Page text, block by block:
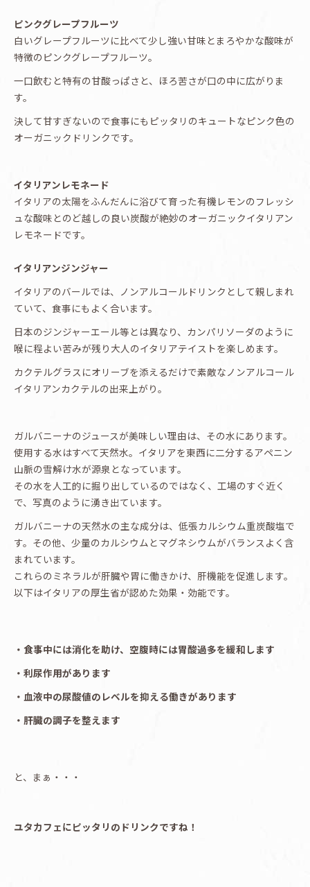
ピンクグレープフルーツ
白いグレープフルーツに比べて少し強い甘味とまろやかな酸味が
特徴のピンクグレープフルーツ。
一口飲むと特有の甘酸っぱさと、ほろ苦さが口の中に広がりま
す。
決して甘すぎないので食事にもピッタリのキュートなピンク色の
オーガニックドリンクです。
イタリアンレモネード
イタリアの太陽をふんだんに浴びて育った有機レモンのフレッシ
ュな酸味とのど越しの良い炭酸が絶妙のオーガニックイタリアン
レモネードです。
イタリアンジンジャー
イタリアのバールでは、ノンアルコールドリンクとして親しまれ
ていて、食事にもよく合います。
日本のジンジャーエール等とは異なり、カンパリソーダのように
喉に程よい苦みが残り大人のイタリアテイストを楽しめます。
カクテルグラスにオリーブを添えるだけで素敵なノンアルコール
イタリアンカクテルの出来上がり。
ガルバニーナのジュースが美味しい理由は、その水にあります。
使用する水はすべて天然水。イタリアを東西に二分するアペニン
山脈の雪解け水が源泉となっています。
その水を人工的に掘り出しているのではなく、工場のすぐ近く
で、写真のように湧き出ています。
ガルバニーナの天然水の主な成分は、低張カルシウム重炭酸塩で
す。その他、少量のカルシウムとマグネシウムがバランスよく含
まれています。
これらのミネラルが肝臓や胃に働きかけ、肝機能を促進します。
以下はイタリアの厚生省が認めた効果・効能です。
・食事中には消化を助け、空腹時には胃酸過多を緩和します
・利尿作用があります
・血液中の尿酸値のレベルを抑える働きがあります
・肝臓の調子を整えます
と、まぁ・・・
ユタカフェにピッタリのドリンクですね！